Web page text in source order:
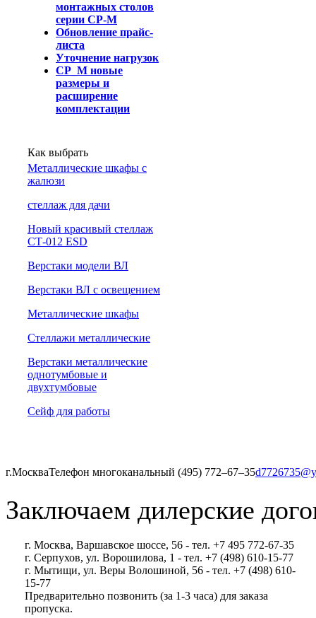
монтажных столов
серии СР-М
Обновление прайс-
листа
Уточнение нагрузок
СР_М новые
размеры и
расширение
комплектации
Как выбрать
Металлические шкафы с
жалюзи
cтеллаж для дачи
Новый красивый стеллаж
СТ-012 ESD
Верстаки модели ВЛ
Верстаки ВЛ с освещением
Металлические шкафы
Стеллажи металлические
Верстаки металлические
однотумбовые и
двухтумбовые
Сейф для работы
г.МоскваТелефон многоканальный (495) 772‒67‒35
Заключаем дилерские
г. Москва, Варшавское шоссе, 56 - тел. +7 495 772-67-35
г. Серпухов, ул. Ворошилова, 1 - тел. +7 (498) 610-15-77
г. Мытищи, ул. Веры Волошиной, 56 - тел. +7 (498) 610-
15-77
Предварительно позвонить (за 1-3 часа) для заказа
пропуска.